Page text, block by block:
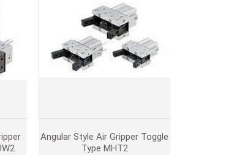
Angular Style Air Gripper Toggle
Type MHT2